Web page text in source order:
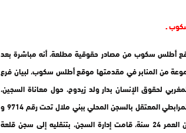
ـ
أطلس سكوب من مصادر حقوقية مطلعة، أنه مباشرة بعد
من المنابر في مقدمتها موقع أطلس سكوب، لبيان فرع
لحقوق الإنسان بدار ولد زيدوح، حول معاناة السجين،
ياسين المرابطي المعتقل بالسجن المحلي ببني ملال تحت رقم 9714 و
البالغ من العمر 24 سنة، قامت إدارة السجن، بتنقليه إلى سجن قلعة